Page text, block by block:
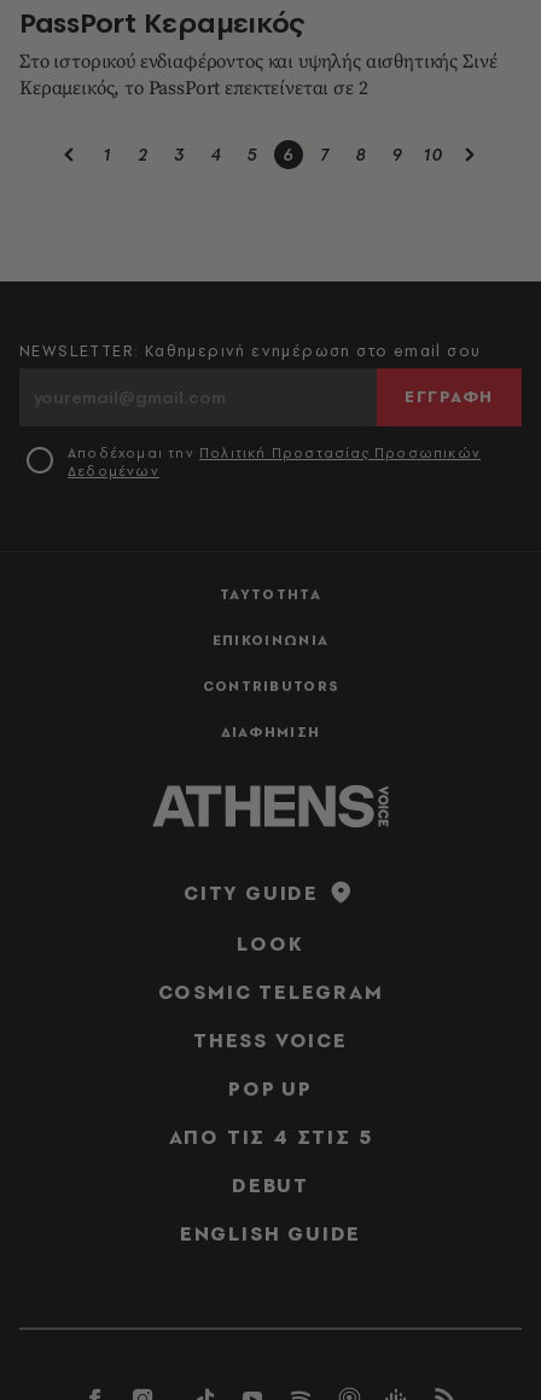
PassPort Κεραμεικός
Στο ιστορικού ενδιαφέροντος και υψηλής αισθητικής Σινέ
Κεραμεικός, το PassPort επεκτείνεται σε 2
1 2 3 4 5 6 7 8 9 10
ΤΑΥΤΟΤΗΤΑ
ΕΠΙΚΟΙΝΩΝΙΑ
CONTRIBUTORS
ΔΙΑΦΗΜΙΣΗ
NEWSLETTER: Καθημερινή ενημέρωση στο email σου
ΕΓΓΡΑΦΗ
Αποδέχομαι την Πολιτική Προστασίας Προσωπικών
Δεδομένων
CITY GUIDE
LOOK
COSMIC TELEGRAM
THESS VOICE
POP UP
ΑΠΟ ΤΙΣ 4 ΣΤΙΣ 5
DEBUT
ENGLISH GUIDE